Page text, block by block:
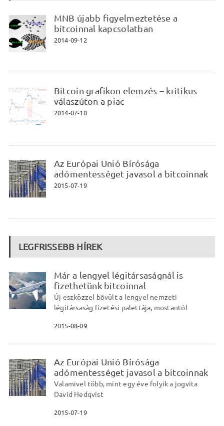
MNB újabb figyelmeztetése a
bitcoinnal kapcsolatban
2014-09-12
Bitcoin grafikon elemzés – kritikus
válaszúton a piac
2014-07-10
Az Európai Unió Bírósága
adómentességet javasol a bitcoinnak
2015-07-19
LEGFRISSEBB HÍREK
Már a lengyel légitársaságnál is
fizethetünk bitcoinnal
Új eszközzel bővült a lengyel nemzeti
légitársaság fizetési palettája, mostantól
2015-08-09
Az Európai Unió Bírósága
adómentességet javasol a bitcoinnak
Valamivel több, mint egy éve folyik a jogvita
David Hedqvist
2015-07-19